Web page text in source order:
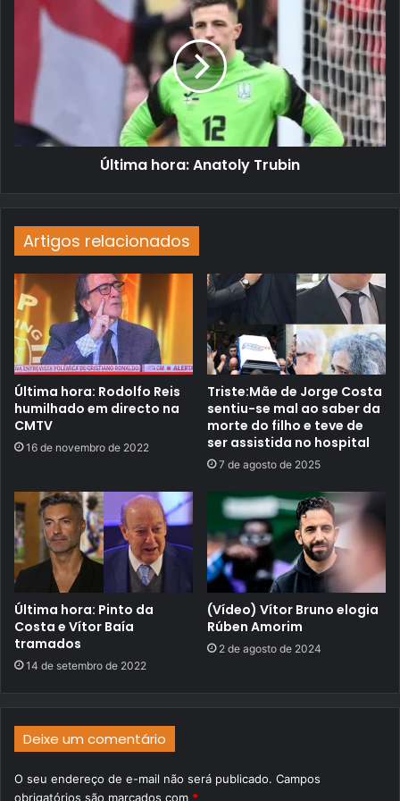
Última hora: Anatoly Trubin
Artigos relacionados
Última hora: Rodolfo Reis
humilhado em directo na
CMTV
16 de novembro de 2022
Triste:Mãe de Jorge Costa
sentiu-se mal ao saber da
morte do filho e teve de
ser assistida no hospital
7 de agosto de 2025
Última hora: Pinto da
Costa e Vítor Baía
tramados
14 de setembro de 2022
(Vídeo) Vítor Bruno elogia
Rúben Amorim
2 de agosto de 2024
Deixe um comentário
O seu endereço de e-mail não será publicado. Campos
obrigatórios são marcados com *